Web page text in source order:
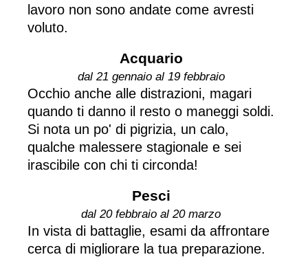
lavoro non sono andate come avresti
voluto.
Acquario
dal 21 gennaio al 19 febbraio
Occhio anche alle distrazioni, magari
quando ti danno il resto o maneggi soldi.
Si nota un po' di pigrizia, un calo,
qualche malessere stagionale e sei
irascibile con chi ti circonda!
Pesci
dal 20 febbraio al 20 marzo
In vista di battaglie, esami da affrontare
cerca di migliorare la tua preparazione.